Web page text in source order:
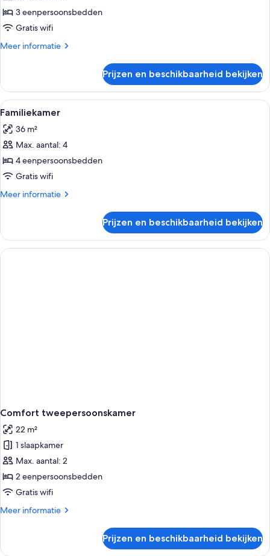
3 eenpersoonsbedden
Gratis wifi
Meer informatie
Meer
Prijzen en beschikbaarheid bekijken
Alle
foto's
voor
Familiekamer
laden
Een hotelkamer met een bed, witte
3
Familiekamer
36 m²
Max. aantal: 4
4 eenpersoonsbedden
Gratis wifi
Meer informatie
Meer
Prijzen en beschikbaarheid bekijken
Comfort tweepersoonskamer
22 m²
1 slaapkamer
Max. aantal: 2
2 eenpersoonsbedden
Gratis wifi
Meer informatie
Meer
tweepersoonskamer
Prijzen en beschikbaarheid bekijken